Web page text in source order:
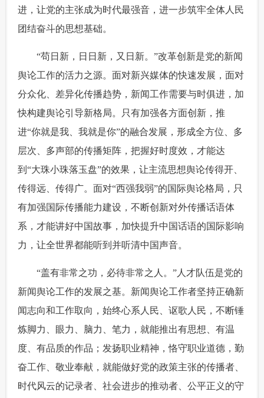
进，让党的主张成为时代最强音，进一步筑牢全体人民
团结奋斗的思想基础。
“苟日新，日日新，又日新。”改革创新是党的新闻
舆论工作的活力之源。面对新兴媒体的快速发展，面对
分众化、差异化传播趋势，新闻工作需要与时俱进，加
快构建舆论引导新格局。只有加强各方面创新，推
进“你就是我、我就是你”的融合发展，形成全方位、多
层次、多声部的传播矩阵，把握好时度效，才能达
到“大珠小珠落玉盘”的效果，让主流思想舆论传得开、
传得远、传得广。面对“西强我弱”的国际舆论格局，只
有加强国际传播能力建设，不断创新对外传播话语体
系，才能讲好中国故事，加快提升中国话语的国际影响
力，让全世界都能听到并听清中国声音。
“盖有非常之功，必待非常之人。”人才队伍是党的
新闻舆论工作的发展之基。新闻舆论工作者坚持正确新
闻志向和工作取向，始终心系人民、讴歌人民，不断锤
炼脚力、眼力、脑力、笔力，就能推出有思想、有温
度、有品质的作品；发扬职业精神，恪守职业道德，勤
奋工作、敬业奉献，就能做好党的政策主张的传播者、
时代风云的记录者、社会进步的推动者、公平正义的守